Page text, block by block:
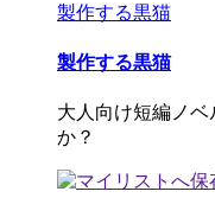
製作する黒猫
製作する黒猫
大人向け短編ノ
か？